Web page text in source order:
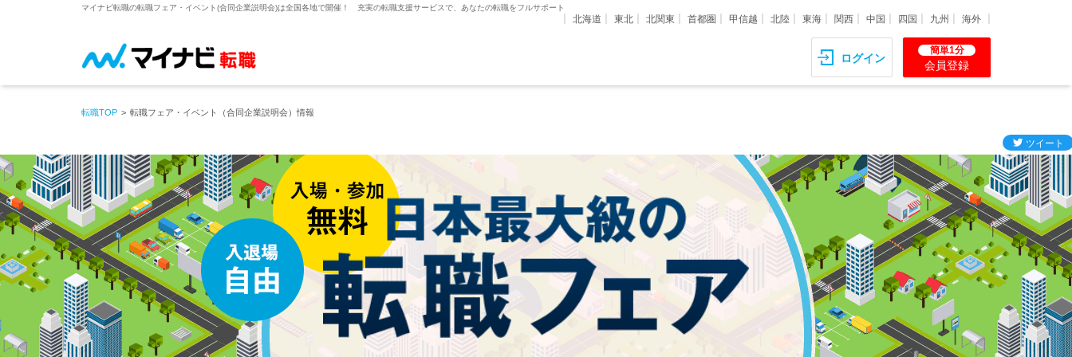
マイナビ転職の転職フェア・イベント(合同企業説明会)は全国各地で開催！ 充実の転職支援サービスで、あなたの転職をフルサポート
北海道 東北 北関東 首都圏 甲信越 北陸 東海 関西 中国 四国 九州 海外
ログイン
簡単1分
会員登録
転職TOP 転職フェア・イベント（合同企業説明会）情報